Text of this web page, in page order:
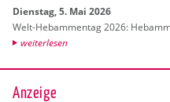
Diens­tag, 5. Mai 2026
Welt-Heb­am­men­tag 2026:
wei­ter­le­sen
Anzeige